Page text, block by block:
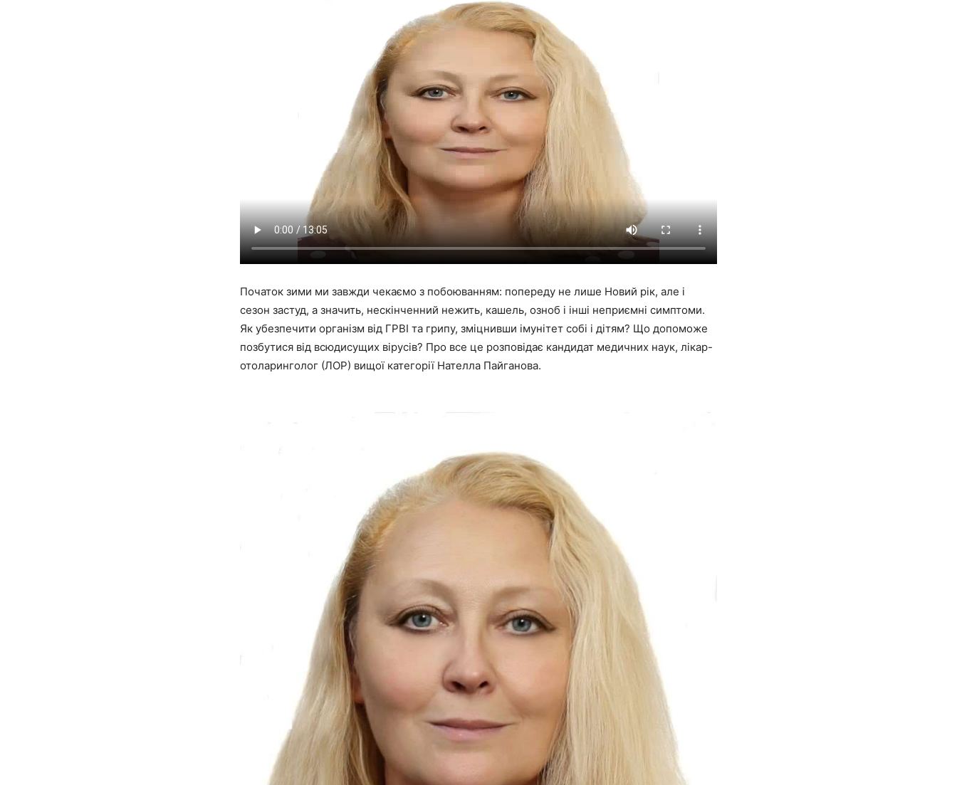
Початок зими ми завжди чекаємо з побоюванням: попереду не лише Новий рік, але і
сезон застуд, а значить, нескінченний нежить, кашель, озноб і інші неприємні симптоми.
Як убезпечити організм від ГРВІ та грипу, зміцнивши імунітет собі і дітям? Що допоможе
позбутися від всюдисущих вірусів? Про все це розповідає кандидат медичних наук, лікар-
отоларинголог (ЛОР) вищої категорії Нателла Пайганова.